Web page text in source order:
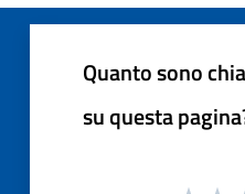
Quanto sono
su questa